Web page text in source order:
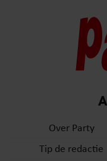
Over Party
Tip de redactie